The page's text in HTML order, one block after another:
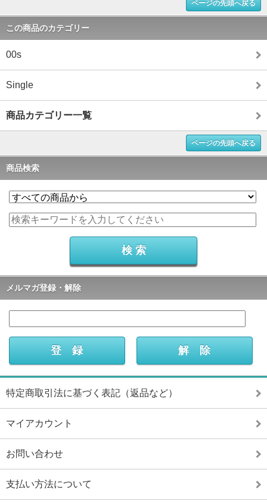
ページの先頭へ戻る
この商品のカテゴリー
00s
Single
商品カテゴリー一覧
ページの先頭へ戻る
商品検索
メルマガ登録・解除
特定商取引法に基づく表記（返品など）
マイアカウント
お問い合わせ
支払い方法について